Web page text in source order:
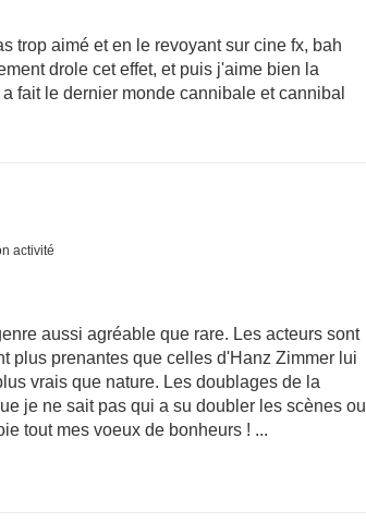
trop aimé et en le revoyant sur cine fx, bah
drole cet effet, et puis j'aime bien la
fait le dernier monde cannibale et cannibal
activité
aussi agréable que rare. Les acteurs sont
plus prenantes que celles d'Hanz Zimmer lui
vrais que nature. Les doublages de la
je ne sait pas qui a su doubler les scènes ou
tout mes voeux de bonheurs ! ...